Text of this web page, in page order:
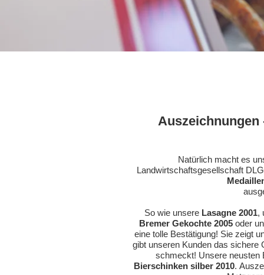
Auszeichnungen
Natürlich macht es
Landwirtschaftsgesellschaft
So wie unsere Lasagne 2001,
Bremer Gekochte 2005oder
eine tolle Bestätigung! Sie zeigt
gibt unseren Kunden das sichere
schmeckt! Unsere neusten
Bierschinken silber 2010.